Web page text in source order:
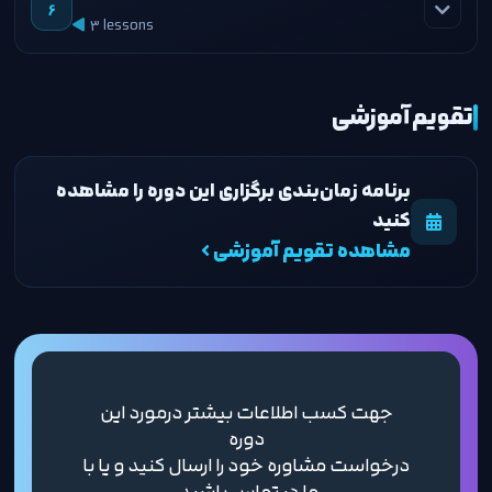
۳ PAC Manipulation
AD Certificate Service
AD Stealth Primitive
۲ Environment Execution
Mapped Injection
Stomping Injection
۶
3 lessons
Webshell-Tunneling
تقویم آموزشی
برنامه زمان‌بندی برگزاری این دوره را مشاهده
کنید
مشاهده تقویم آموزشی
جهت کسب اطلاعات بیشتر درمورد این
دوره
درخواست مشاوره خود را ارسال کنید و یا با